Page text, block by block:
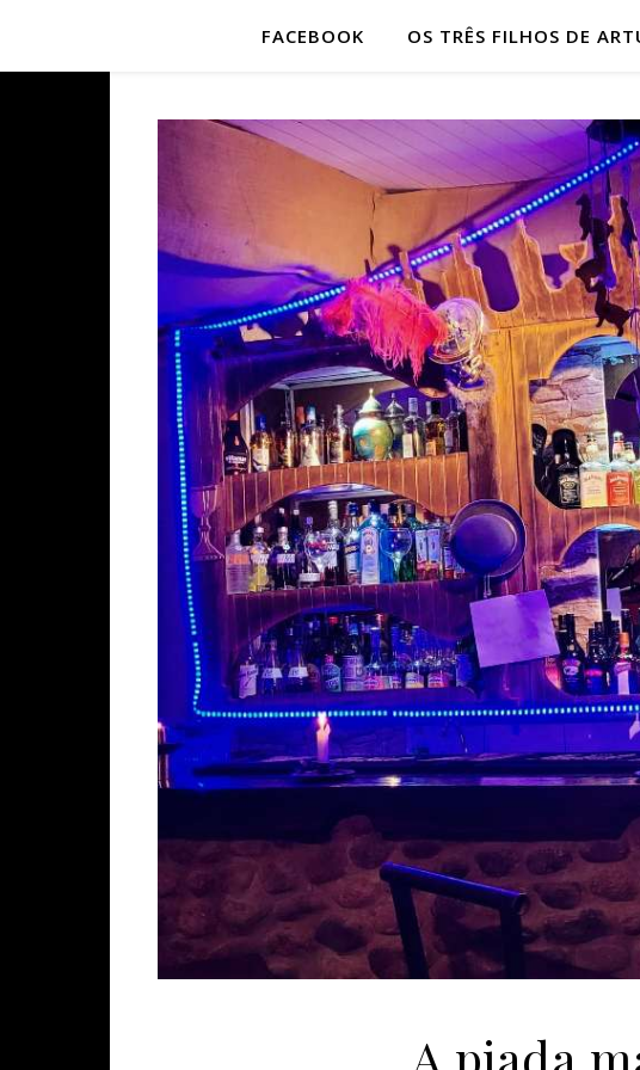
FACEBOOK OS TRÊS FILHOS DE